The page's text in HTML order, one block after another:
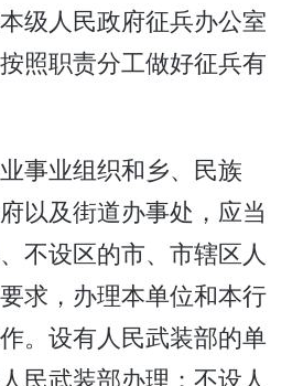
级人民政府征兵办公室
照职责分工做好征兵有
事业组织和乡、民族
以及街道办事处，应当
不设区的市、市辖区人
求，办理本单位和本行
。设有人民武装部的单
民武装部办理；不设人